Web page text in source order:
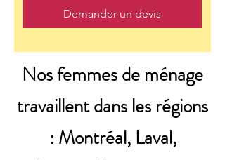
Demander un devis
Nos femmes de ménage
travaillent dans les régions
: Montréal, Laval,